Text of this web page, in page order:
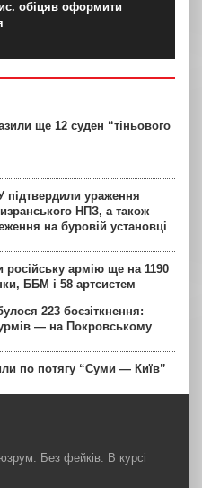
обіцяв оформити
ще 12 суден “тіньового
підтвердили ураження
НПЗ, а також
на буровій установці
російську армію ще на 1190
ББМ і 58 артсистем
223 боєзіткнення:
— на Покровському
по потягу “Суми — Київ”
Без фейків. В курсі